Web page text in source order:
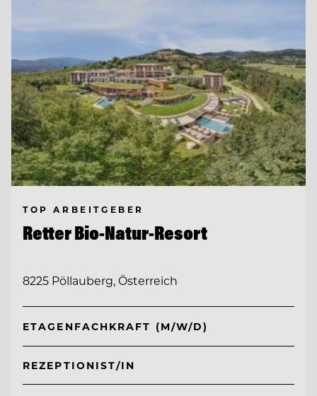
TOP ARBEITGEBER
Retter Bio-Natur-Resort
8225 Pöllauberg, Österreich
ETAGENFACHKRAFT (M/W/D)
REZEPTIONIST/IN